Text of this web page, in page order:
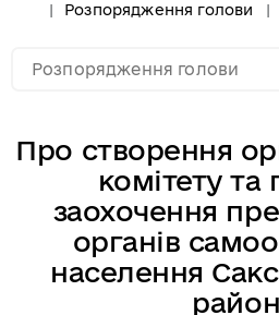
Розпорядження голови
Про створення
комітету та
заохочення
органів
населення
Розпорядження голови